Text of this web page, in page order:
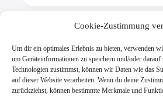
Cookie-Zustimmung
Um dir ein optimales Erlebnis zu bieten, verwenden
um Geräteinformationen zu speichern und/oder
Technologien zustimmst, können wir Daten wie das
auf dieser Website verarbeiten. Wenn du deine
zurückziehst, können bestimmte Merkmale und
Mehr laden